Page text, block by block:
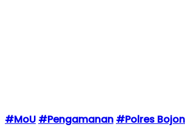
#MoU #Pengamanan #Polres